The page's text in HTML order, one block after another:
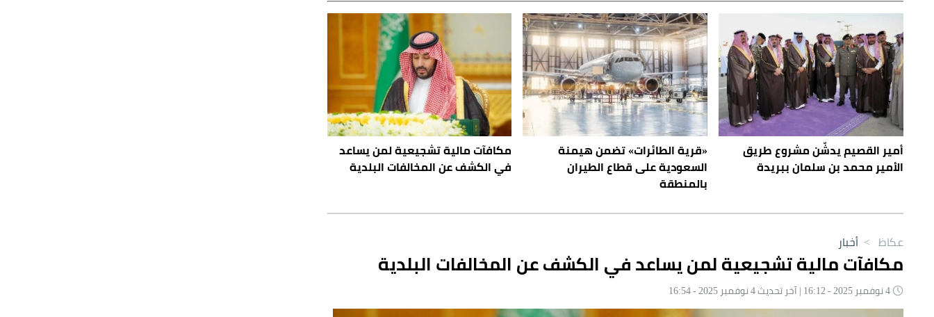
أمير القصيم يدشّن مشروع طريق
الأمير محمد بن سلمان ببريدة
«قرية الطائرات» تضمن هيمنة
السعودية على قطاع الطيران
بالمنطقة
مكافآت مالية تشجيعية لمن يساعد
في الكشف عن المخالفات البلدية
عكاظ > أخبار
مكافآت مالية تشجيعية لمن يساعد في الكشف عن المخالفات البلدية